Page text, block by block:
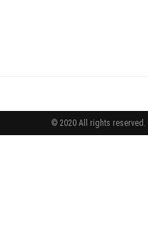
© 2020 All rights reserved.